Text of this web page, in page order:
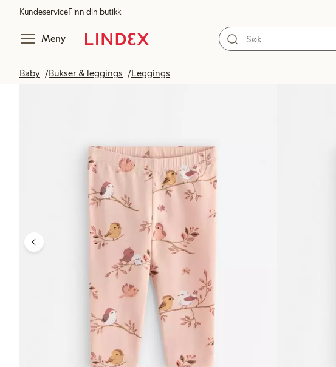
KundeserviceFinn din butikk
Meny
Baby Bukser & leggings Leggings